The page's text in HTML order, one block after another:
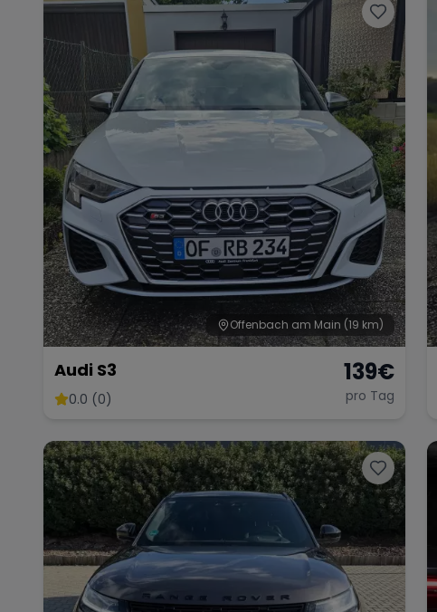
Offenbach am Main (19 km)
Audi S3
0.0 (0)
139€
pro Tag